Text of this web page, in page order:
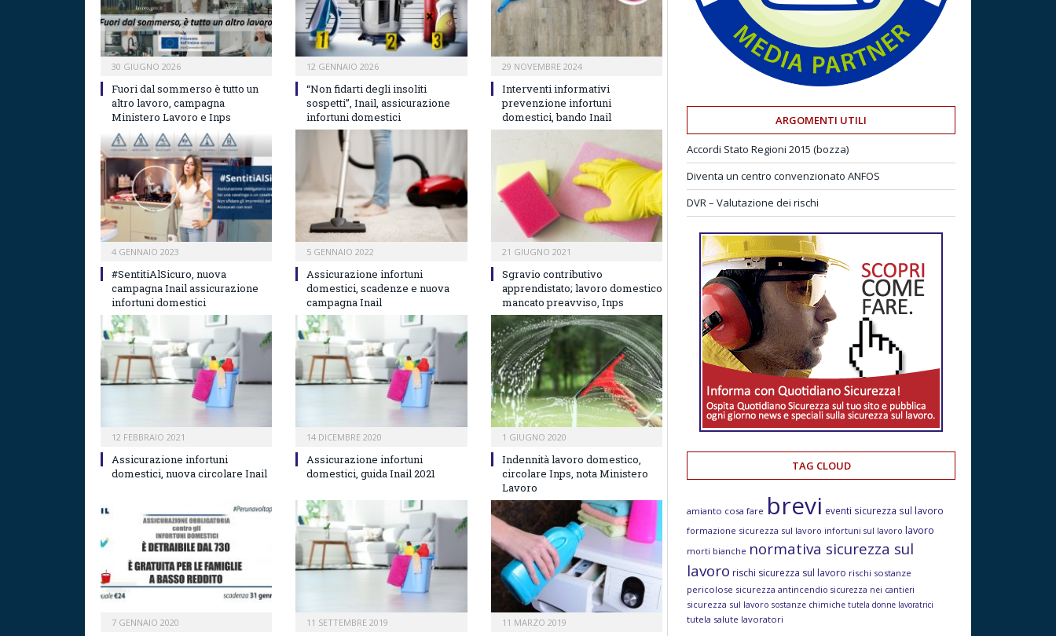
30 GIUGNO 2026
Fuori dal sommerso è tutto un
altro lavoro, campagna
Ministero Lavoro e Inps
12 GENNAIO 2026
“Non fidarti degli insoliti
sospetti”, Inail, assicurazione
infortuni domestici
29 NOVEMBRE 2024
Interventi informativi
prevenzione infortuni
domestici, bando Inail
4 GENNAIO 2023
#SentitiAlSicuro, nuova
campagna Inail assicurazione
infortuni domestici
5 GENNAIO 2022
Assicurazione infortuni
domestici, scadenze e nuova
campagna Inail
21 GIUGNO 2021
Sgravio contributivo
apprendistato; lavoro domestico
mancato preavviso, Inps
12 FEBBRAIO 2021
Assicurazione infortuni
domestici, nuova circolare Inail
14 DICEMBRE 2020
Assicurazione infortuni
domestici, guida Inail 2021
1 GIUGNO 2020
Indennità lavoro domestico,
circolare Inps, nota Ministero
Lavoro
7 GENNAIO 2020 11 SETTEMBRE 2019 11 MARZO 2019
ARGOMENTI UTILI
Accordi Stato Regioni 2015 (bozza)
Diventa un centro convenzionato ANFOS
DVR – Valutazione dei rischi
TAG CLOUD
amianto cosa fare brevi eventi sicurezza sul lavoro
formazione sicurezza sul lavoro infortuni sul lavoro lavoro
morti bianche normativa sicurezza sul
lavoro rischi sicurezza sul lavoro rischi sostanze
pericolose sicurezza antincendio sicurezza nei cantieri
sicurezza sul lavoro sostanze chimiche tutela donne lavoratrici
tutela salute lavoratori